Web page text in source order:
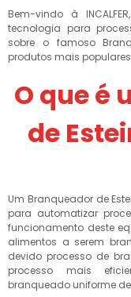
Bem-vindo à
tecnologia para
sobre o famoso
produtos mais populares
O que é
de
Um Branqueador de
para automatizar
funcionamento deste
alimentos a serem
devido processo de
processo mais
branqueado uniforme